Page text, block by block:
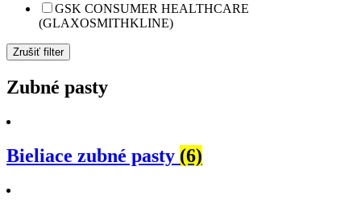
GSK CONSUMER HEALTHCARE
(GLAXOSMITHKLINE)
Zrušiť filter
Zubné pasty
Bieliace zubné pasty (6)